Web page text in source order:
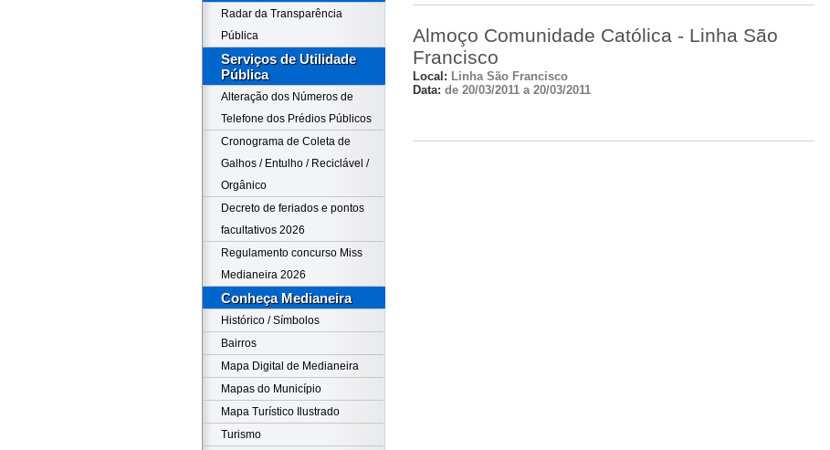
Radar da Transparência
Pública
Serviços de Utilidade
Pública
Alteração dos Números de
Telefone dos Prédios Públicos
Cronograma de Coleta de
Galhos / Entulho / Reciclável /
Orgânico
Decreto de feriados e pontos
facultativos 2026
Regulamento concurso Miss
Medianeira 2026
Conheça Medianeira
Histórico / Símbolos
Bairros
Mapa Digital de Medianeira
Mapas do Município
Mapa Turístico Ilustrado
Turismo
Almoço Comunidade Católica - Linha São
Francisco
Local: Linha São Francisco
Data: de 20/03/2011 a 20/03/2011